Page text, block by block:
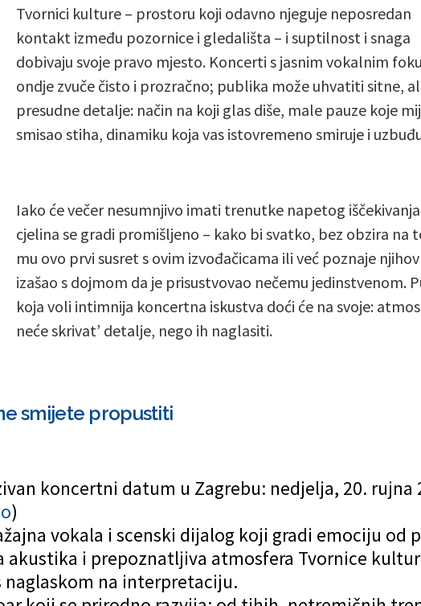
Tvornici kulture – prostoru koji odavno njeguje neposredan
kontakt između pozornice i gledališta – i suptilnost i snaga
dobivaju svoje pravo mjesto. Koncerti s jasnim vokalnim
ondje zvuče čisto i prozračno; publika može uhvatiti sitne,
presudne detalje: način na koji glas diše, male pauze koje
smisao stiha, dinamiku koja vas istovremeno smiruje i
Iako će večer nesumnjivo imati trenutke napetog
cjelina se gradi promišljeno – kako bi svatko, bez obzira na
mu ovo prvi susret s ovim izvođačicama ili već poznaje
izašao s dojmom da je prisustvovao nečemu jedinstvenom.
koja voli intimnija koncertna iskustva doći će na svoje:
neće skrivat’ detalje, nego ih naglasiti.
smijete propustiti
koncertni datum u Zagrebu: nedjelja, 20. rujna
)
vokala i scenski dijalog koji gradi emociju od
akustika i prepoznatljiva atmosfera Tvornice
naglaskom na interpretaciju.